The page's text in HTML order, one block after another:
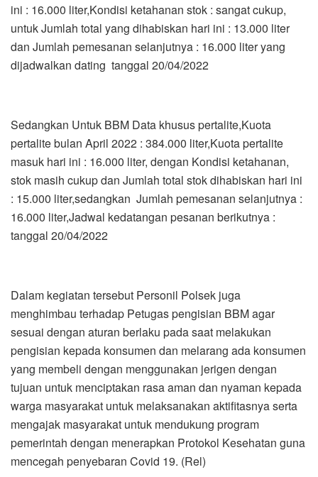
ini : 16.000 liter,Kondisi ketahanan stok : sangat cukup,
untuk Jumlah total yang dihabiskan hari ini : 13.000 liter
dan Jumlah pemesanan selanjutnya : 16.000 liter yang
dijadwalkan dating tanggal 20/04/2022
Sedangkan Untuk BBM Data khusus pertalite,Kuota
pertalite bulan April 2022 : 384.000 liter,Kuota pertalite
masuk hari ini : 16.000 liter, dengan Kondisi ketahanan,
stok masih cukup dan Jumlah total stok dihabiskan hari ini
: 15.000 liter,sedangkan Jumlah pemesanan selanjutnya :
16.000 liter,Jadwal kedatangan pesanan berikutnya :
tanggal 20/04/2022
Dalam kegiatan tersebut Personil Polsek juga
menghimbau terhadap Petugas pengisian BBM agar
sesuai dengan aturan berlaku pada saat melakukan
pengisian kepada konsumen dan melarang ada konsumen
yang membeli dengan menggunakan jerigen dengan
tujuan untuk menciptakan rasa aman dan nyaman kepada
warga masyarakat untuk melaksanakan aktifitasnya serta
mengajak masyarakat untuk mendukung program
pemerintah dengan menerapkan Protokol Kesehatan guna
mencegah penyebaran Covid 19. (Rel)